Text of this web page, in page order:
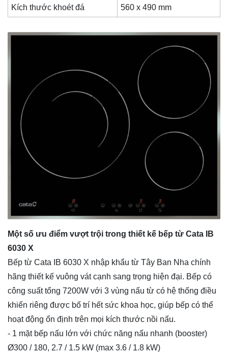
Kích thước khoét đá 560 x 490 mm
Một số ưu điểm vượt trội trong thiết kế bếp từ Cata IB
6030 X
Bếp từ Cata IB 6030 X nhập khẩu từ Tây Ban Nha chính
hãng thiết kế vuông vát cạnh sang trọng hiện đại. Bếp có
công suất tổng 7200W với 3 vùng nấu từ có hệ thống điều
khiển riêng được bố trí hết sức khoa học, giúp bếp có thể
hoạt động ổn định trên mọi kích thước nồi nấu.
- 1 mặt bếp nấu lớn với chức năng nấu nhanh (booster)
Ø300 / 180, 2.7 / 1.5 kW (max 3.6 / 1.8 kW)